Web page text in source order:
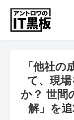
「他社
て、現
か？ 世間
解」を